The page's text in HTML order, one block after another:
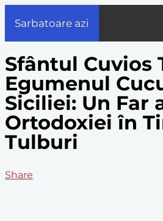
Sarbatoare azi
Sfântul Cuvios
Egumenul
Siciliei: Un Far
Ortodoxiei în
Tulburi
Share